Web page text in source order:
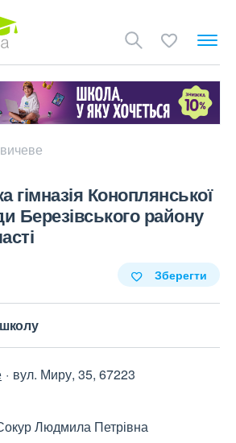
гімназія Коноплянської
Березівського району
Зберегти
вул. Миру, 35, 67223
Людмила Петрівна